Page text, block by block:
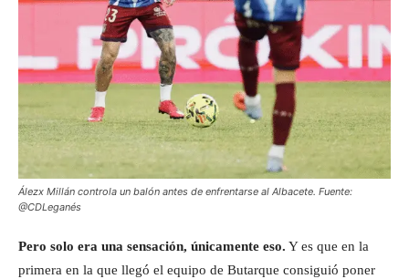
Álezx Millán controla un balón antes de enfrentarse al Albacete. Fuente:
@CDLeganés
Pero solo era una sensación, únicamente eso. Y es que en la
primera en la que llegó el equipo de Butarque consiguió poner